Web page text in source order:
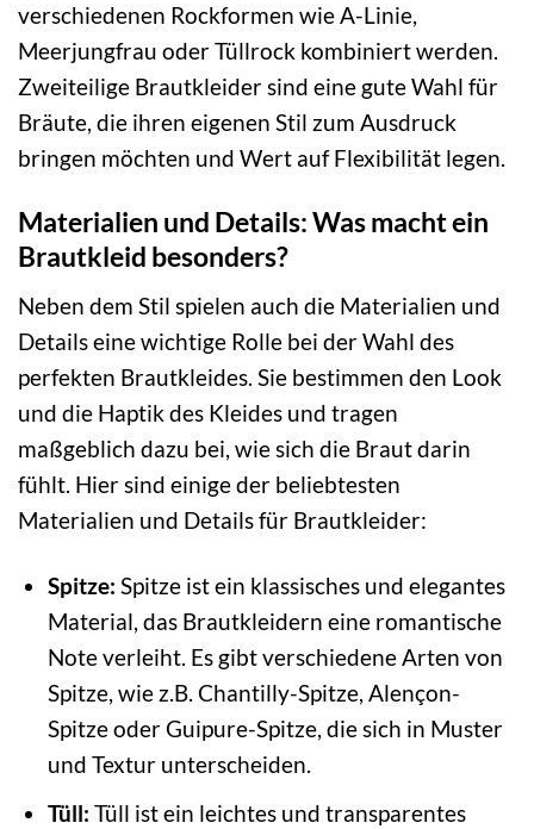
verschiedenen Rockformen wie A-Linie,
Meerjungfrau oder Tüllrock kombiniert werden.
Zweiteilige Brautkleider sind eine gute Wahl für
Bräute, die ihren eigenen Stil zum Ausdruck
bringen möchten und Wert auf Flexibilität legen.
Materialien und Details: Was macht ein
Brautkleid besonders?
Neben dem Stil spielen auch die Materialien und
Details eine wichtige Rolle bei der Wahl des
perfekten Brautkleides. Sie bestimmen den Look
und die Haptik des Kleides und tragen
maßgeblich dazu bei, wie sich die Braut darin
fühlt. Hier sind einige der beliebtesten
Materialien und Details für Brautkleider:
Spitze: Spitze ist ein klassisches und elegantes
Material, das Brautkleidern eine romantische
Note verleiht. Es gibt verschiedene Arten von
Spitze, wie z.B. Chantilly-Spitze, Alençon-
Spitze oder Guipure-Spitze, die sich in Muster
und Textur unterscheiden.
Tüll: Tüll ist ein leichtes und transparentes